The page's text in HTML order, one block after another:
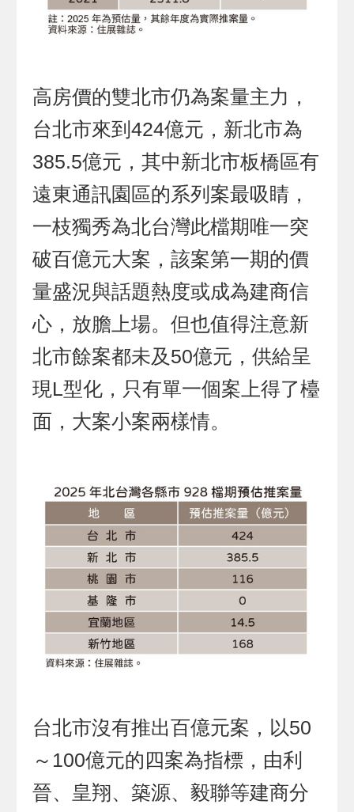
高房價的雙北市仍為案量主力，
台北市來到424億元，新北市為
385.5億元，其中新北市板橋區有
遠東通訊園區的系列案最吸睛，
一枝獨秀為北台灣此檔期唯一突
破百億元大案，該案第一期的價
量盛況與話題熱度或成為建商信
心，放膽上場。但也值得注意新
北市餘案都未及50億元，供給呈
現L型化，只有單一個案上得了檯
面，大案小案兩樣情。
台北市沒有推出百億元案，以50
～100億元的四案為指標，由利
晉、皇翔、築源、毅聯等建商分